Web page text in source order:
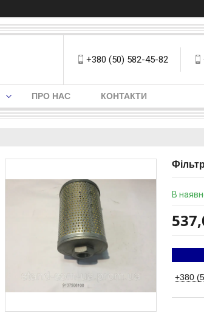
+380 (50) 582-45-82
ПРО НАС КОНТАКТИ
В
+380